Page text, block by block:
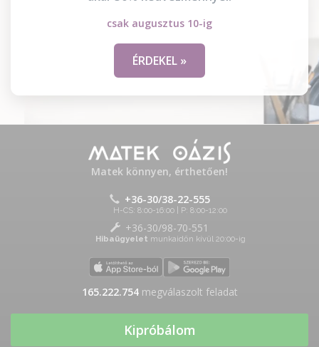
csak augusztus 10-ig
ÉRDEKEL »
Matek könnyen, érthetően!
+36-30/38-22-555
H-CS: 8:00-16:00 | P: 8:00-12:00
+36-30/98-70-551
Hibaügyelet munkaidőn kívül 20:00-ig
165.222.754megválaszolt feladat
Kipróbálom